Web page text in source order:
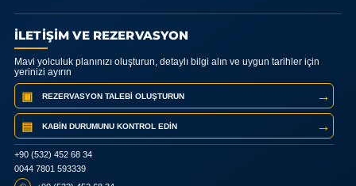
İLETİŞİM VE REZERVASYON
Mavi yolculuk planınızı oluşturun, detaylı bilgi alın ve uygun tarihler için
yerinizi ayırın
▣ REZERVASYON TALEBI OLUŞTURUN →
▤ KABIN DURUMUNU KONTROL EDIN →
+90 (532) 452 68 34
0044 7801 593339